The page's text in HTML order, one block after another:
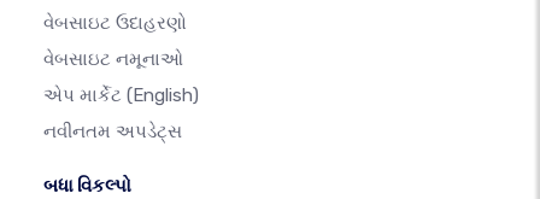
વેબસાઇટ ઉદાહરણો
વેબસાઇટ નમૂનાઓ
એપ માર્કેટ (English)
નવીનતમ અપડેટ્સ
બધા વિકલ્પો